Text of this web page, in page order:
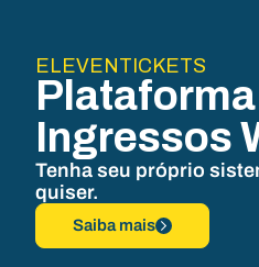
ELEVENTICKETS
Ingressos
Tenha seu próprio
quiser.
Saiba mais